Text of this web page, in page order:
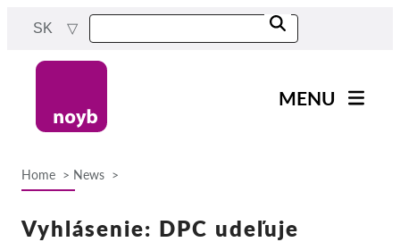
content
SK
MENU
Projekty
Home News
Vyhlásenie: DPC udeľuje